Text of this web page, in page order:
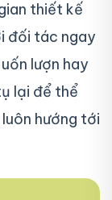
thiết kế
đối tác ngay
lượn hay
lại để thể
hướng tới